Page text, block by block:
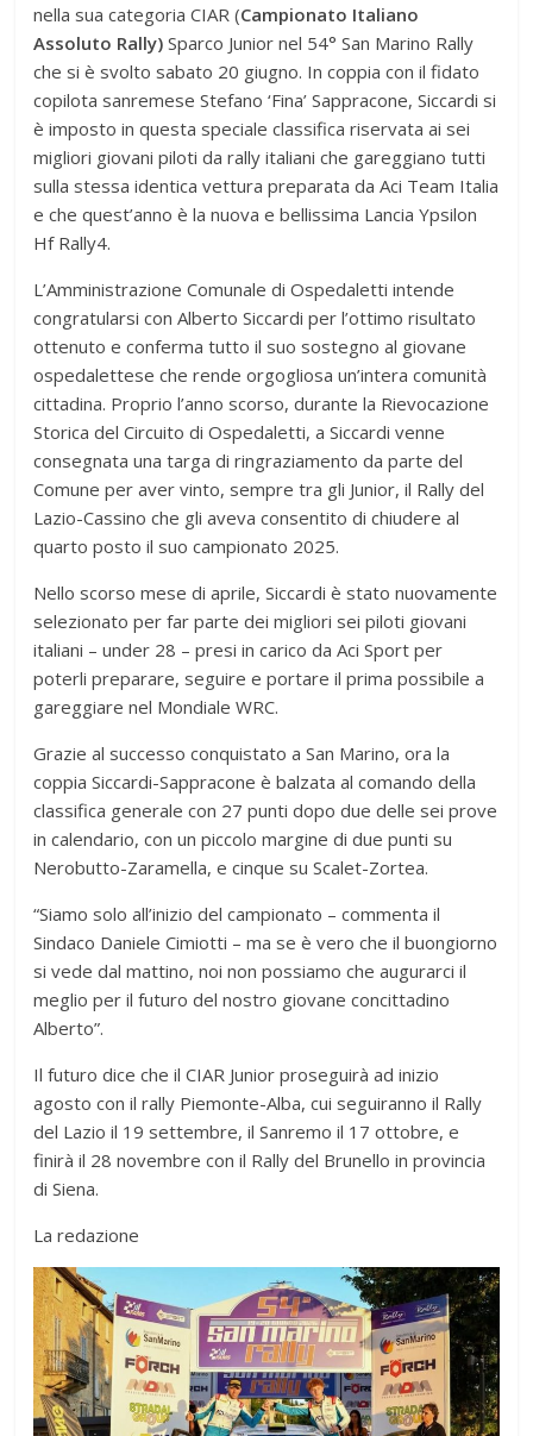
nella sua categoria CIAR (Campionato Italiano
Assoluto Rally) Sparco Junior nel 54° San Marino Rally
che si è svolto sabato 20 giugno. In coppia con il fidato
copilota sanremese Stefano ‘Fina’ Sappracone, Siccardi si
è imposto in questa speciale classifica riservata ai sei
migliori giovani piloti da rally italiani che gareggiano tutti
sulla stessa identica vettura preparata da Aci Team Italia
e che quest’anno è la nuova e bellissima Lancia Ypsilon
Hf Rally4.
L’Amministrazione Comunale di Ospedaletti intende
congratularsi con Alberto Siccardi per l’ottimo risultato
ottenuto e conferma tutto il suo sostegno al giovane
ospedalettese che rende orgogliosa un’intera comunità
cittadina. Proprio l’anno scorso, durante la Rievocazione
Storica del Circuito di Ospedaletti, a Siccardi venne
consegnata una targa di ringraziamento da parte del
Comune per aver vinto, sempre tra gli Junior, il Rally del
Lazio-Cassino che gli aveva consentito di chiudere al
quarto posto il suo campionato 2025.
Nello scorso mese di aprile, Siccardi è stato nuovamente
selezionato per far parte dei migliori sei piloti giovani
italiani – under 28 – presi in carico da Aci Sport per
poterli preparare, seguire e portare il prima possibile a
gareggiare nel Mondiale WRC.
Grazie al successo conquistato a San Marino, ora la
coppia Siccardi-Sappracone è balzata al comando della
classifica generale con 27 punti dopo due delle sei prove
in calendario, con un piccolo margine di due punti su
Nerobutto-Zaramella, e cinque su Scalet-Zortea.
“Siamo solo all’inizio del campionato – commenta il
Sindaco Daniele Cimiotti – ma se è vero che il buongiorno
si vede dal mattino, noi non possiamo che augurarci il
meglio per il futuro del nostro giovane concittadino
Alberto”.
Il futuro dice che il CIAR Junior proseguirà ad inizio
agosto con il rally Piemonte-Alba, cui seguiranno il Rally
del Lazio il 19 settembre, il Sanremo il 17 ottobre, e
finirà il 28 novembre con il Rally del Brunello in provincia
di Siena.
La redazione